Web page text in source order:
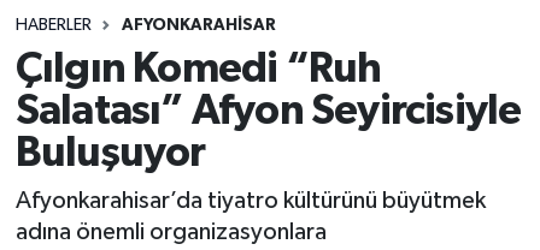
HABERLER AFYONKARAHISAR
Çılgın Komedi “Ruh
Salatası” Afyon Seyircisiyle
Buluşuyor
Afyonkarahisar’da tiyatro kültürünü büyütmek
adına önemli organizasyonlara
Trafik Durumu
Süper Lig Puan Durumu ve Fikstür
Tüm Manşetler
Son Dakika Haberleri